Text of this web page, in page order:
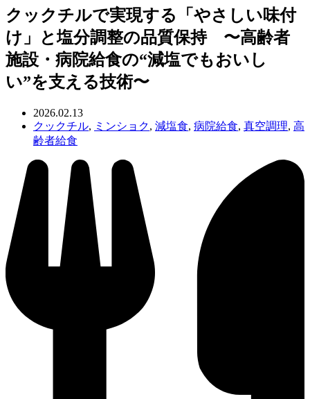
クックチルで実現する「やさしい味付
け」と塩分調整の品質保持 〜高齢者
施設・病院給食の“減塩でもおいし
い”を支える技術〜
2026.02.13
クックチル, ミンショク, 減塩食, 病院給食, 真空調理, 高
齢者給食